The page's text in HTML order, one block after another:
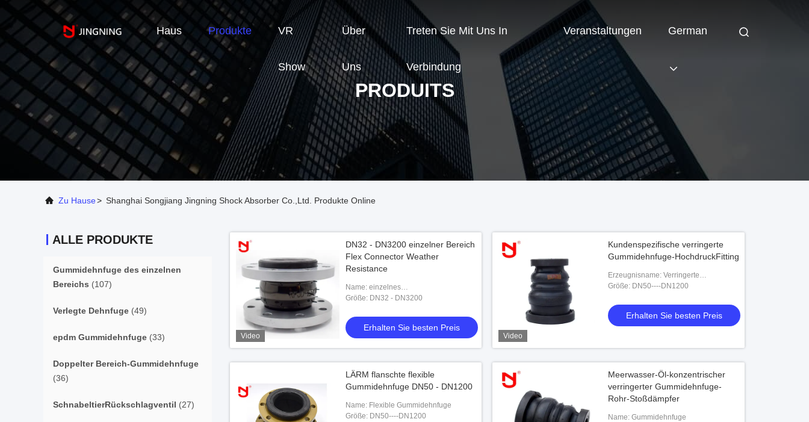
Haus Produkte VR
Show
Über
Uns
Treten Sie Mit Uns In
Verbindung
Veranstaltungen German
PRODUITS
Zu Hause> Shanghai Songjiang Jingning Shock Absorber Co.,Ltd. Produkte Online
ALLE PRODUKTE
Gummidehnfuge des einzelnen
Bereichs (107)
Verlegte Dehnfuge (49)
epdm Gummidehnfuge (33)
Doppelter Bereich-Gummidehnfuge
(36)
SchnabeltierRückschlagventil (27)
Video
DN32 - DN3200 einzelner Bereich
Flex Connector Weather
Resistance
Name: einzelnes
Bereichflexverbindungsstück
Größe: DN32 - DN3200
Erhalten Sie besten Preis
Video
Kundenspezifische verringerte
Gummidehnfuge-HochdruckFitting
Erzeugnisname: Verringerte
Gummidehnfuge
Größe: DN50----DN1200
Erhalten Sie besten Preis
LÄRM flanschte flexible
Gummidehnfuge DN50 - DN1200
Name: Flexible Gummidehnfuge
Größe: DN50----DN1200
Meerwasser-Öl-konzentrischer
verringerter Gummidehnfuge-
Rohr-Stoßdämpfer
Name: Gummidehnfuge